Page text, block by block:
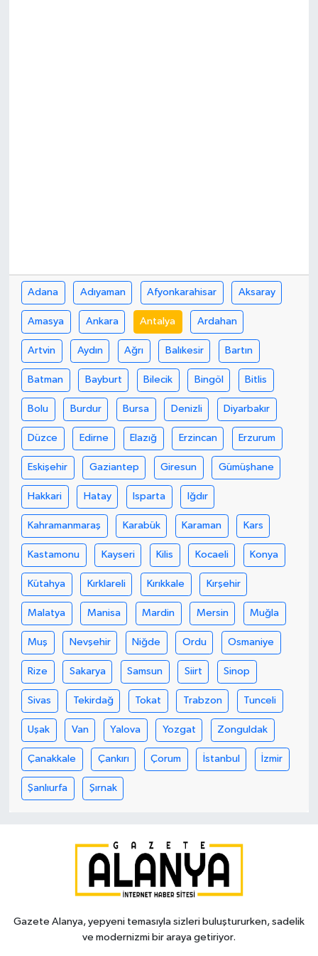
Adana Adıyaman Afyonkarahisar Aksaray
Amasya Ankara Antalya Ardahan
Artvin Aydın Ağrı Balıkesir Bartın
Batman Bayburt Bilecik Bingöl Bitlis
Bolu Burdur Bursa Denizli Diyarbakır
Düzce Edirne Elazığ Erzincan Erzurum
Eskişehir Gaziantep Giresun Gümüşhane
Hakkari Hatay Isparta Iğdır
Kahramanmaraş Karabük Karaman Kars
Kastamonu Kayseri Kilis Kocaeli Konya
Kütahya Kırklareli Kırıkkale Kırşehir
Malatya Manisa Mardin Mersin Muğla
Muş Nevşehir Niğde Ordu Osmaniye
Rize Sakarya Samsun Siirt Sinop
Sivas Tekirdağ Tokat Trabzon Tunceli
Uşak Van Yalova Yozgat Zonguldak
Çanakkale Çankırı Çorum İstanbul İzmir
Şanlıurfa Şırnak
Gazete Alanya, yepyeni temasıyla sizleri buluştururken, sadelik
ve modernizmi bir araya getiriyor.